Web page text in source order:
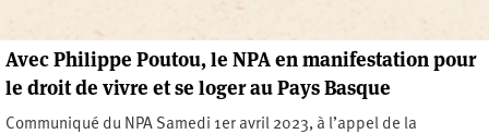
Avec Philippe Poutou, le NPA en manifestation pour
le droit de vivre et se loger au Pays Basque
Communiqué du NPA Samedi 1er avril 2023, à l’appel de la